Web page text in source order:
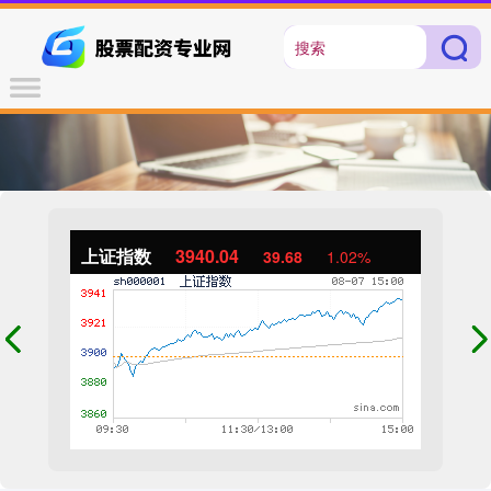
上证指数 3940.04 39.68 1.02%